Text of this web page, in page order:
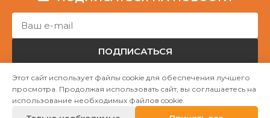
ПОДПИСАТЬСЯ
Авторские права © НГО „Убежище "Надёжный дом""
Этот сайт использует файлы cookie для обеспечения лучшего
просмотра. Продолжая использовать сайт, вы соглашаетесь на
использование необходимых файлов cookie.